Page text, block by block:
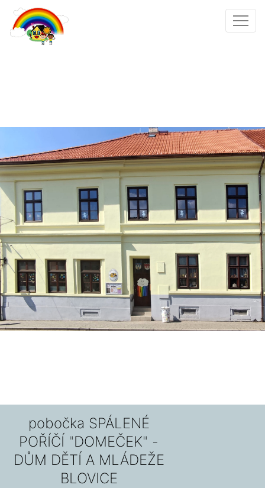
pobočka SPÁLENÉ
POŘÍČÍ "DOMEČEK" -
DŮM DĚTÍ A MLÁDEŽE
BLOVICE